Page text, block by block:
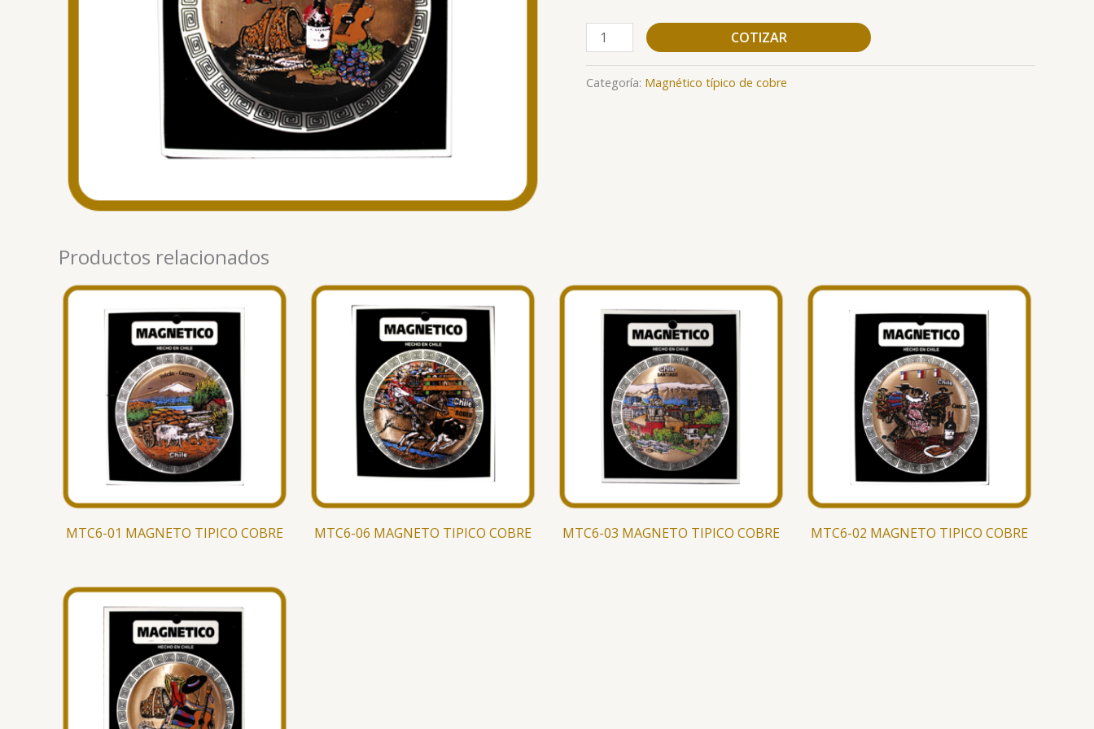
COTIZAR
Categoría: Magnético típico de cobre
Productos relacionados
MTC6-01 MAGNETO TIPICO COBRE MTC6-06 MAGNETO TIPICO COBRE MTC6-03 MAGNETO TIPICO COBRE MTC6-02 MAGNETO TIPICO COBRE